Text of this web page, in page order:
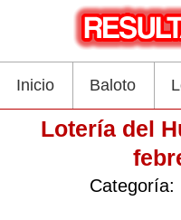
Inicio Baloto
Lotería del
Categoría: